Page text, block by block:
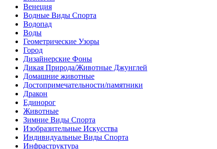
Венеция
Водные Виды Спорта
Водопад
Воды
Геометрические Узоры
Город
Дизайнерские Фоны
Дикая Природа/Животные Джунглей
Домашние животные
Достопримечательности/памятники
Дракон
Единорог
Животные
Зимние Виды Спорта
Изобразительные Искусства
Индивидуальные Виды Спорта
Инфраструктура